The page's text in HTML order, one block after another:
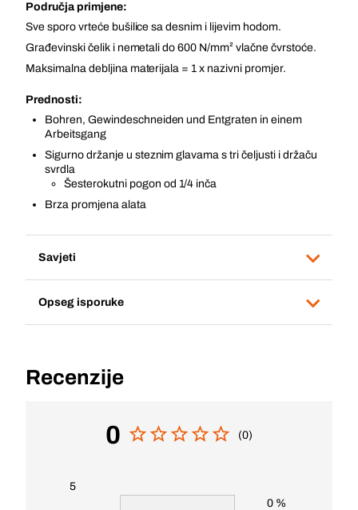
Područja primjene:
Sve sporo vrteće bušilice sa desnim i lijevim hodom.
Građevinski čelik i nemetali do 600 N/mm² vlačne čvrstoće.
Maksimalna debljina materijala = 1 x nazivni promjer.
Prednosti:
Bohren, Gewindeschneiden und Entgraten in einem
Arbeitsgang
Sigurno držanje u steznim glavama s tri čeljusti i držaču
svrdla
Šesterokutni pogon od 1/4 inča
Brza promjena alata
Savjeti
Opseg isporuke
Recenzije
0 (0)
5
0 %